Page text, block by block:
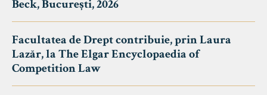
Beck, București, 2026
Facultatea de Drept contribuie, prin Laura
Lazăr, la The Elgar Encyclopaedia of
Competition Law